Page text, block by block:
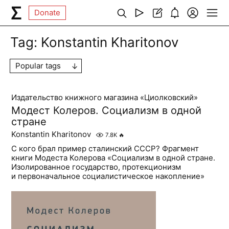
Donate
Tag: Konstantin Kharitonov
Popular tags
Издательство книжного магазина «Циолковский»
Модест Колеров. Социализм в одной
стране
Konstantin Kharitonov 7.8K 🔥
С кого брал пример сталинский СССР? Фрагмент
книги Модеста Колерова «Социализм в одной стране.
Изолированное государство, протекционизм
и первоначальное социалистическое накопление»